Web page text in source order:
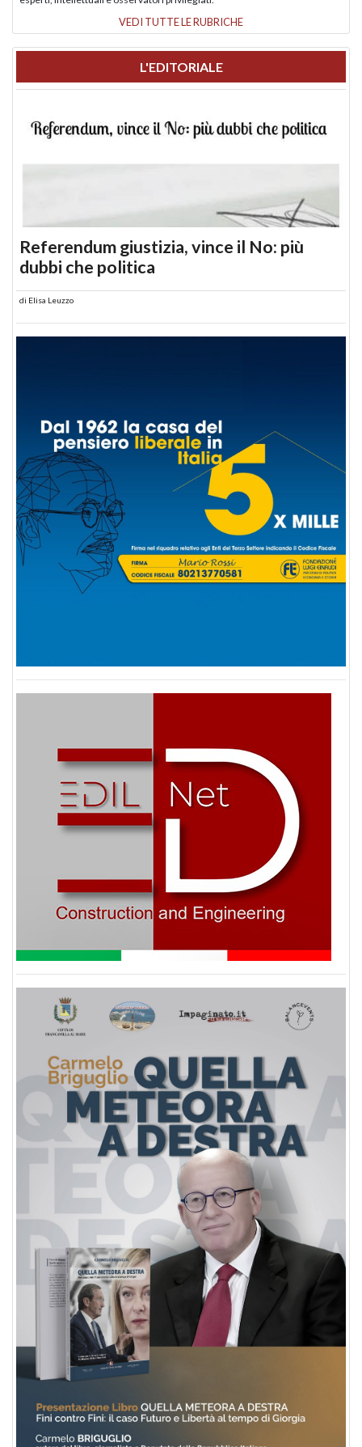
VEDI TUTTE LE RUBRICHE
L'EDITORIALE
Referendum giustizia, vince il No: più
dubbi che politica
di Elisa Leuzzo